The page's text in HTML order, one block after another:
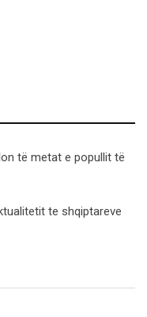
të metat e popullit të
te shqiptareve